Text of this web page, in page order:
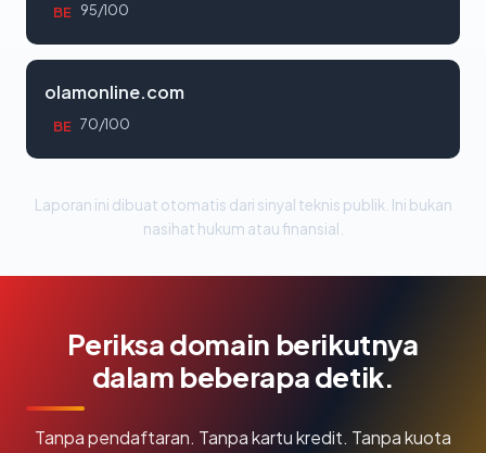
BE 95/100
olamonline.com
BE 70/100
Laporan ini dibuat otomatis dari sinyal teknis publik. Ini bukan
nasihat hukum atau finansial.
Periksa domain berikutnya
dalam beberapa detik.
Tanpa pendaftaran. Tanpa kartu kredit. Tanpa kuota